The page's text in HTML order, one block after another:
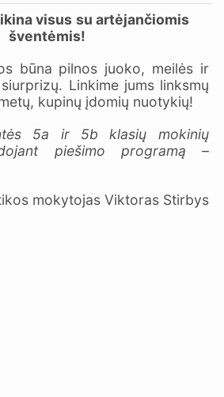
visus su artėjančiomis
šventėmis!
būna pilnos juoko, meilės ir
Linkime jums linksmų
kupinų įdomių nuotykių!
5a ir 5b klasių mokinių
piešimo programą –
mokytojas Viktoras Stirbys